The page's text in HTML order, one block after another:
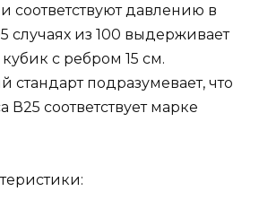
соответствуют давлению в
случаях из 100 выдерживает
с ребром 15 см.
подразумевает, что
В25 соответствует марке